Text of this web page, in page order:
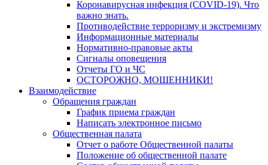
Коронавирусная инфекция (COVID-19). Что
важно знать.
Противодействие терроризму и экстремизму
Информационные материалы
Нормативно-правовые акты
Сигналы оповещения
Отчеты ГО и ЧС
ОСТОРОЖНО, МОШЕННИКИ!
Взаимодействие
Обращения граждан
График приема граждан
Написать электронное письмо
Общественная палата
Отчет о работе Общественной палаты
Положение об общественной палате